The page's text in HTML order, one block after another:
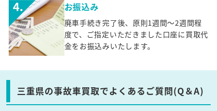
お振込み
廃車手続き完了後、原則1週間～2週間程
度で、ご指定いただきました口座に買取代
金をお振込みいたします。
三重県の事故車買取でよくあるご質問(Q＆A)